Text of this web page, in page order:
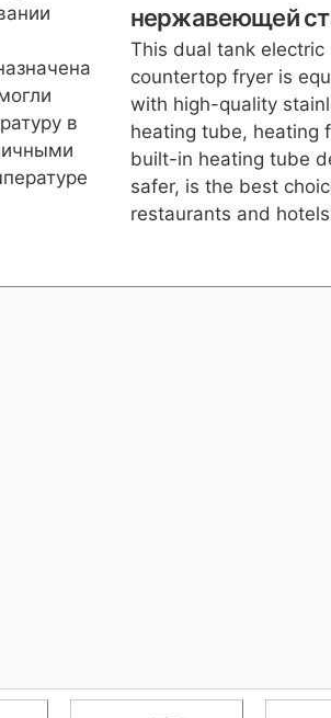
в
нержавеющей
This dual tank electric
countertop fryer is
with high-quality
heating tube, heating
built-in heating tube
safer, is the best
restaurants and